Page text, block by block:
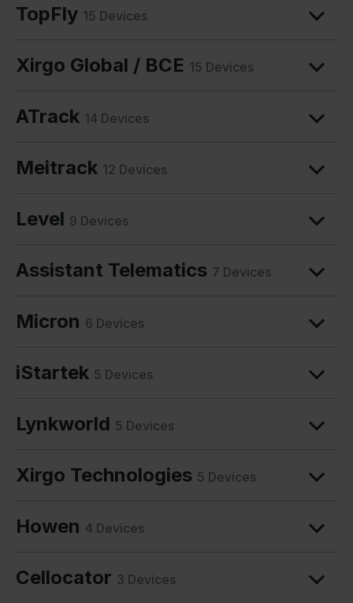
TopFly 15 Devices
Xirgo Global / BCE 15 Devices
ATrack 14 Devices
Meitrack 12 Devices
Level 9 Devices
Assistant Telematics 7 Devices
Micron 6 Devices
iStartek 5 Devices
Lynkworld 5 Devices
Xirgo Technologies 5 Devices
Howen 4 Devices
Cellocator 3 Devices